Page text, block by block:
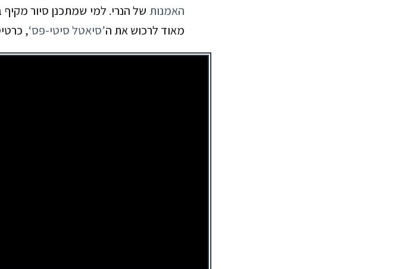
האמנות של הנרי. למי שמתכנן סיור
מאוד לרכוש את ה‘סיאטל סיטי-פּס’ ,